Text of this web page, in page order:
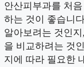
안산피부과를 처
하는 것이 좋습니
알아보려는 것인
을 비교하려는 것
지에 따라 필요한